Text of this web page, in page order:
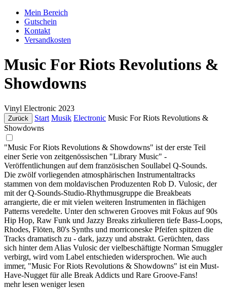
Mein Bereich
Gutschein
Kontakt
Versandkosten
Music For Riots Revolutions &
Showdowns
Vinyl Electronic 2023
Zurück Start Musik Electronic Music For Riots Revolutions &
Showdowns
"Music For Riots Revolutions & Showdowns" ist der erste Teil
einer Serie von zeitgenössischen "Library Music" -
Veröffentlichungen auf dem französischen Soullabel Q-Sounds.
Die zwölf vorliegenden atmosphärischen Instrumentaltracks
stammen von dem moldavischen Produzenten Rob D. Vulosic, der
mit der Q-Sounds-Studio-Rhythmusgruppe die Breakbeats
arrangierte, die er mit vielen weiteren Instrumenten in flächigen
Patterns veredelte. Unter den schweren Grooves mit Fokus auf 90s
Hip Hop, Raw Funk und Jazzy Breaks zirkulieren tiefe Bass-Loops,
Rhodes, Flöten, 80's Synths und morriconeske Pfeifen spitzen die
Tracks dramatisch zu - dark, jazzy und abstrakt. Gerüchten, dass
sich hinter dem Alias Vulosic der vielbeschäftigte Norman Smuggler
verbirgt, wird vom Label entschieden widersprochen. Wie auch
immer, "Music For Riots Revolutions & Showdowns" ist ein Must-
Have-Nugget für alle Break Addicts und Rare Groove-Fans!
mehr lesen weniger lesen